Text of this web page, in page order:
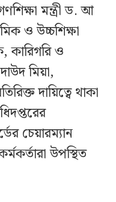
মন্ত্রী ড. আ
ও উচ্চশিক্ষা
কারিগরি ও
মিয়া,
দায়িত্বে থাকা
চেয়ারম্যান
উপস্থিত